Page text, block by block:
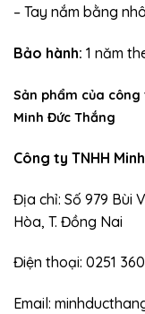
– Tay nắm bằng
Bảo hành: 1 năm
Sản phẩm của công
Minh Đức Thắng
Công ty TNHH
Địa chỉ: Số 979 Bùi
Hòa, T. Đồng Nai
Điện thoại: 0251
Email: